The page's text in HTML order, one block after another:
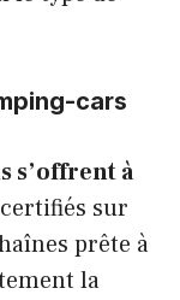
cars
s’offrent à
certifiés sur
prête à
la